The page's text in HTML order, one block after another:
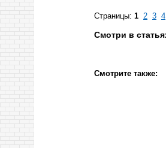
Страницы: 1 2 3 4
Смотри в
Смотрите также: